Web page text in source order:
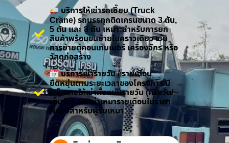
บริการให้เช่ารถเฮี๊ยบ (Truck
Crane) รถบรรทุกติดเครนขนาด 3 ตัน,
5 ตัน และ 8 ตัน เหมาะสำหรับการยก
สินค้าพร้อมขนย้ายในคราวเดียว เช่น
การย้ายตู้คอนเทนเนอร์ เครื่องจักร หรือ
วัสดุก่อสร้าง
บริการเช่ารายวัน / รายเดือน
ยืดหยุ่นตามระยะเวลาของโครงการ มี
แพ็กเกจให้เช่าทั้งแบบรายวัน (ครึ่งวัน/
เต็มวัน) และเช่าเหมารายเดือนในราคา
พิเศษสำหรับผู้รับเหมา